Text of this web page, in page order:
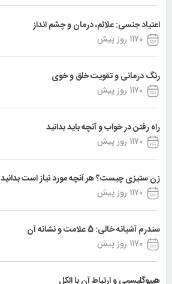
اعتیاد جنسی: علائم، درمان و چشم انداز
1170 روز پیش
رنگ درمانی و تقویت خلق و خوی
1170 روز پیش
راه رفتن در خواب و آنچه باید بدانید
1170 روز پیش
زن ستیزی چیست؟ هر آنچه مورد نیاز است بدانید
1170 روز پیش
سندرم آشیانه خالی: 5 علامت و نشانه آن
1170 روز پیش
هیپوگلیسمی و ارتباط آن با الکل